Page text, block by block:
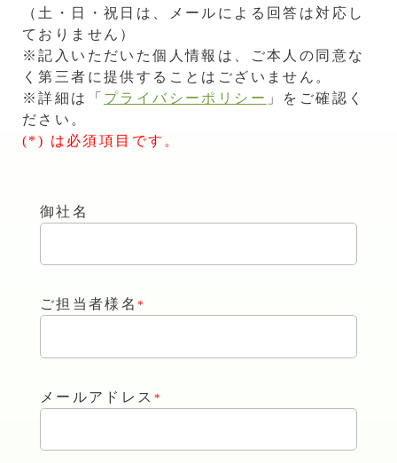
（土・日・祝日は、メールによる回答は対応し
ておりません）
※記入いただいた個人情報は、ご本人の同意な
く第三者に提供することはございません。
※詳細は「 プライバシーポリシー 」をご確認く
ださい。
(*) は必須項目です。
御社名
ご担当者様名*
メールアドレス *